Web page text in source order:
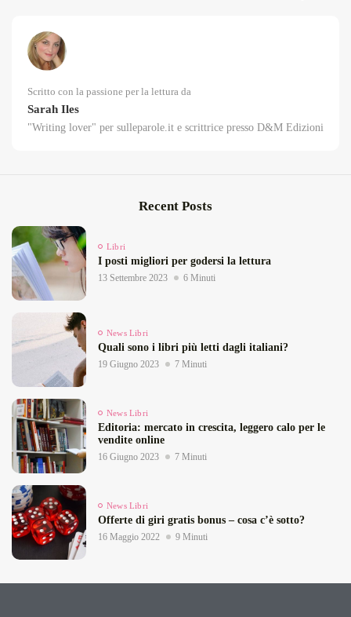
Scritto con la passione per la lettura da
Sarah Iles
"Writing lover" per sulleparole.it e scrittrice presso D&M Edizioni
Recent Posts
Libri
I posti migliori per godersi la lettura
13 Settembre 2023 6 Minuti
News Libri
Quali sono i libri più letti dagli italiani?
19 Giugno 2023 7 Minuti
News Libri
Editoria: mercato in crescita, leggero calo per le
vendite online
16 Giugno 2023 7 Minuti
News Libri
Offerte di giri gratis bonus – cosa c’è sotto?
16 Maggio 2022 9 Minuti